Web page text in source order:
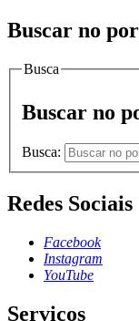
Buscar no
Busca
Buscar no
Busca:
Redes Sociais
Facebook
Instagram
YouTube
Serviços